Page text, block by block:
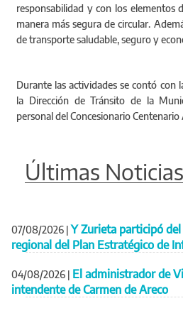
responsabilidad y con los elementos
manera más segura de circular.
de transporte saludable, seguro y
Durante las actividades se contó con
la Dirección de Tránsito de la
personal del Concesionario
Últimas Noticias
07/08/2026 | Y Zurieta participó
regional del Plan Estratégico de
04/08/2026 | El administrador de
intendente de Carmen de Areco